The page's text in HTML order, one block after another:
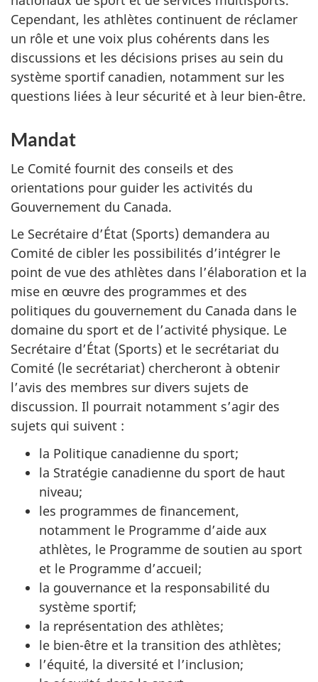
Cependant, les athlètes continuent de réclamer
un rôle et une voix plus cohérents dans les
discussions et les décisions prises au sein du
système sportif canadien, notamment sur les
questions liées à leur sécurité et à leur bien-être.
Mandat
Le Comité fournit des conseils et des
orientations pour guider les activités du
Gouvernement du Canada.
Le Secrétaire d’État (Sports) demandera au
Comité de cibler les possibilités d’intégrer le
point de vue des athlètes dans l’élaboration et la
mise en œuvre des programmes et des
politiques du gouvernement du Canada dans le
domaine du sport et de l’activité physique. Le
Secrétaire d’État (Sports) et le secrétariat du
Comité (le secrétariat) chercheront à obtenir
l’avis des membres sur divers sujets de
discussion. Il pourrait notamment s’agir des
sujets qui suivent :
la Politique canadienne du sport;
la Stratégie canadienne du sport de haut
niveau;
les programmes de financement,
notamment le Programme d’aide aux
athlètes, le Programme de soutien au sport
et le Programme d’accueil;
la gouvernance et la responsabilité du
système sportif;
la représentation des athlètes;
le bien-être et la transition des athlètes;
l’équité, la diversité et l’inclusion;